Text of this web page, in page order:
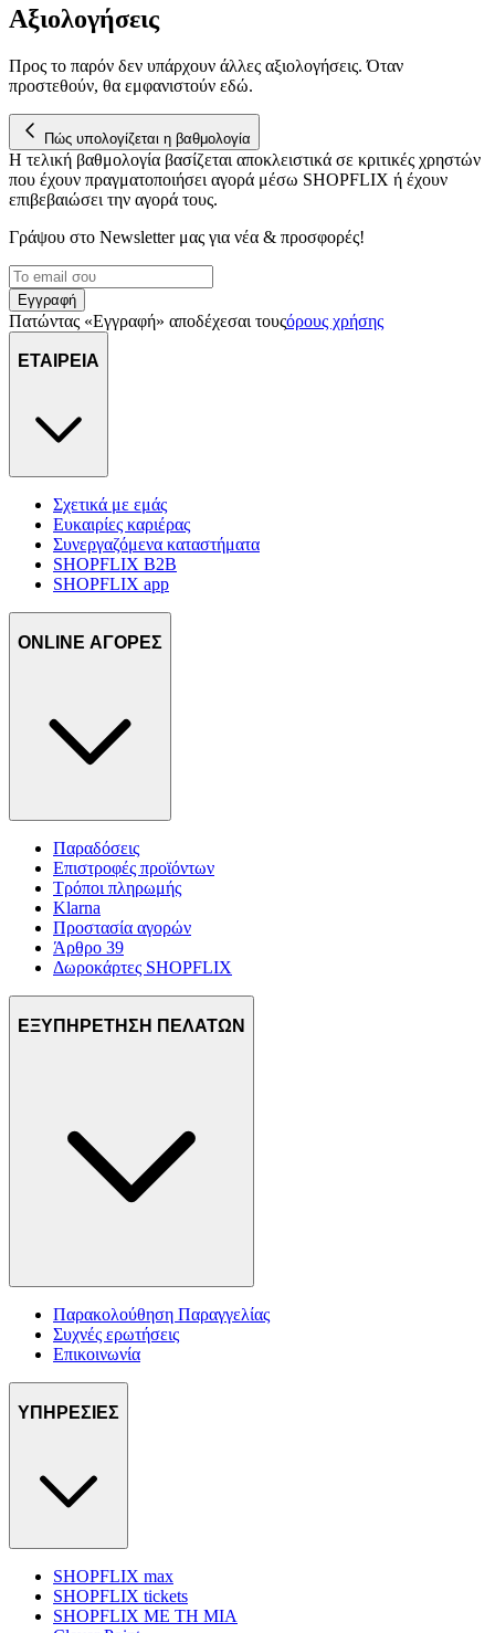
Αξιολογήσεις
Προς το παρόν δεν υπάρχουν άλλες αξιολογήσεις. Όταν
προστεθούν, θα εμφανιστούν εδώ.
Πώς υπολογίζεται η βαθμολογία
Η τελική βαθμολογία βασίζεται αποκλειστικά σε κριτικές χρηστών
που έχουν πραγματοποιήσει αγορά μέσω SHOPFLIX ή έχουν
επιβεβαιώσει την αγορά τους.
Γράψου στο Νewsletter μας για νέα & προσφορές!
Εγγραφή
Πατώντας «Εγγραφή» αποδέχεσαι τουςόρους χρήσης
ΕΤΑΙΡΕΙΑ
Σχετικά με εμάς
Ευκαιρίες καριέρας
Συνεργαζόμενα καταστήματα
SHOPFLIX B2B
SHOPFLIX app
ONLINE ΑΓΟΡΕΣ
Παραδόσεις
Επιστροφές προϊόντων
Τρόποι πληρωμής
Klarna
Προστασία αγορών
Άρθρο 39
Δωροκάρτες SHOPFLIX
ΕΞΥΠΗΡΕΤΗΣΗ ΠΕΛΑΤΩΝ
Παρακολούθηση Παραγγελίας
Συχνές ερωτήσεις
Επικοινωνία
ΥΠΗΡΕΣΙΕΣ
SHOPFLIX max
SHOPFLIX tickets
SHOPFLIX ΜΕ ΤΗ ΜΙΑ